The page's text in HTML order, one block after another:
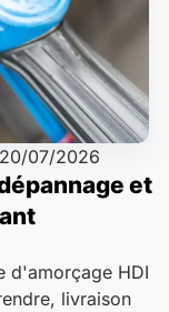
20/07/2026
et
d'amorçage HDI
livraison